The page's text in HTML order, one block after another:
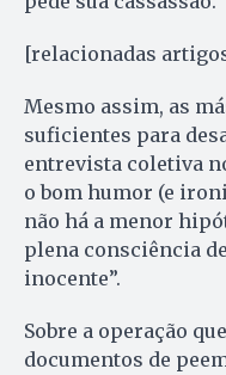
[relacionadas
Mesmo assim, as
suficientes para
entrevista coletiva
o bom humor (e
não há a menor
plena consciência
inocente”.
Sobre a operação
documentos de